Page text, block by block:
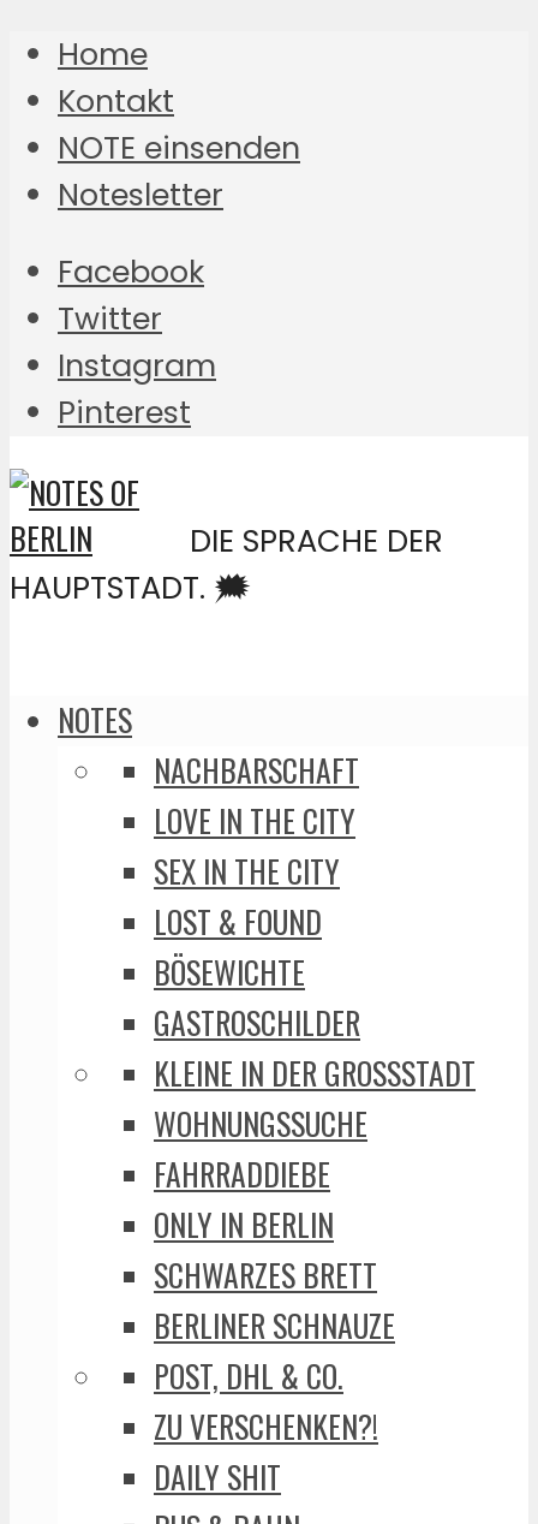
Home
Kontakt
NOTE einsenden
Notesletter
Facebook
Twitter
Instagram
Pinterest
DIE SPRACHE DER
HAUPTSTADT. 🗯️
NOTES
NACHBARSCHAFT
LOVE IN THE CITY
SEX IN THE CITY
LOST & FOUND
BÖSEWICHTE
GASTROSCHILDER
KLEINE IN DER GROSSSTADT
WOHNUNGSSUCHE
FAHRRADDIEBE
ONLY IN BERLIN
SCHWARZES BRETT
BERLINER SCHNAUZE
POST, DHL & CO.
ZU VERSCHENKEN?!
DAILY SHIT